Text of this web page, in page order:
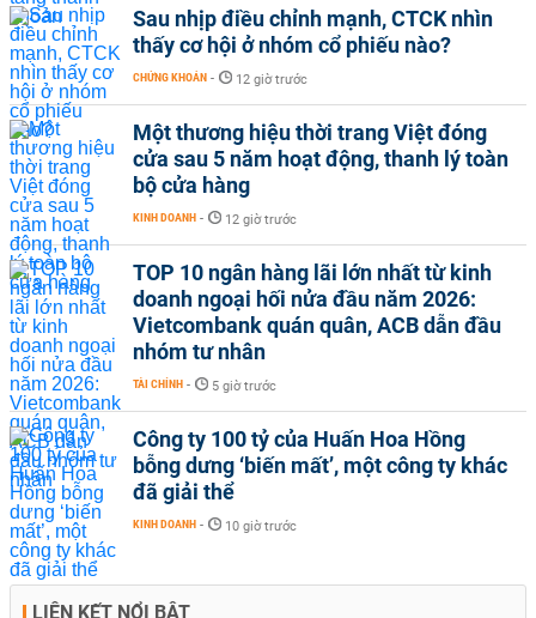
Sau nhịp điều chỉnh mạnh, CTCK nhìn
thấy cơ hội ở nhóm cổ phiếu nào?
CHỨNG KHOÁN - 12 giờ trước
Một thương hiệu thời trang Việt đóng
cửa sau 5 năm hoạt động, thanh lý toàn
bộ cửa hàng
KINH DOANH - 12 giờ trước
TOP 10 ngân hàng lãi lớn nhất từ kinh
doanh ngoại hối nửa đầu năm 2026:
Vietcombank quán quân, ACB dẫn đầu
nhóm tư nhân
TÀI CHÍNH - 5 giờ trước
Công ty 100 tỷ của Huấn Hoa Hồng
bỗng dưng ‘biến mất’, một công ty khác
đã giải thể
KINH DOANH - 10 giờ trước
LIÊN KẾT NỔI BẬT